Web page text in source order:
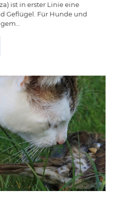
ist in erster Linie eine
Geflügel. Für Hunde und